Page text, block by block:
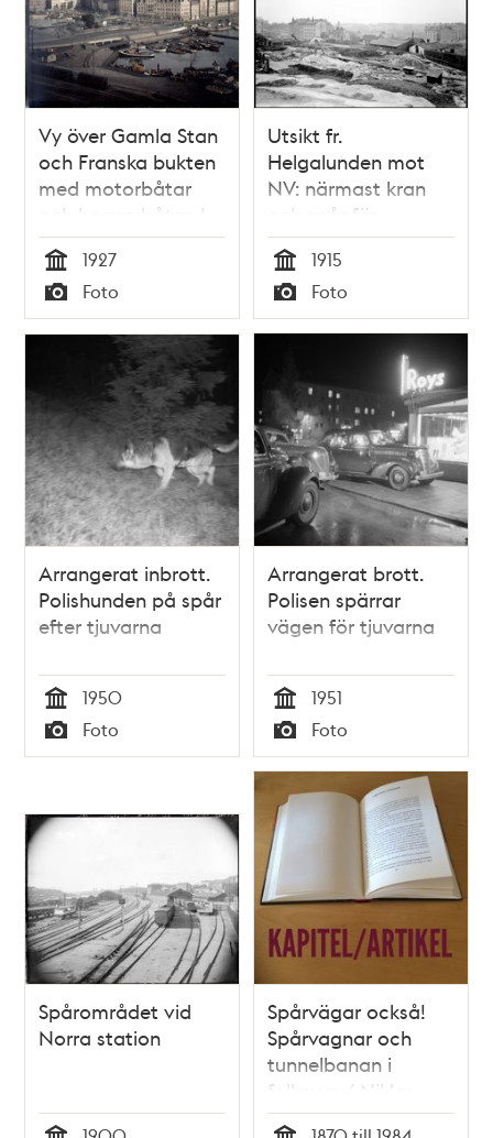
Vy över Gamla Stan
och Franska bukten
med motorbåtar
och bogserbåtar. I
förgrunden spår och
godsvagnar i
Stadsgården
Tid
1927
Typ
Foto
Utsikt fr.
Helgalunden mot
NV: närmast kran
och spår för
bortforsling av sten
samt kåkbebyggelse
(kv Vågskivan),
stenhusbebyggelse i
kv.Linjalen. I bakgr.
bl. a. delar av Södra
bangården
Tid
1915
Typ
Foto
Arrangerat inbrott.
Polishunden på spår
efter tjuvarna
Tid
1950
Typ
Foto
Arrangerat brott.
Polisen spärrar
vägen för tjuvarna
Tid
1951
Typ
Foto
Spårområdet vid
Norra station
Spårvägar också!
Spårvagnar och
tunnelbanan i
folkmun / Niklas
Ericsson